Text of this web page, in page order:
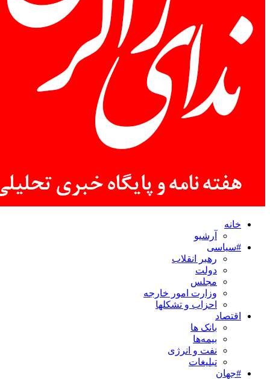
خانه
آرشیو
#سیاسی
رهبر انقلاب
دولت
مجلس
وزارت امور خارجه
احزاب و تشکلها
اقتصاد
بانک ها
بیمه‌ها
نفت و انرژی
تبلیغات
#جهان